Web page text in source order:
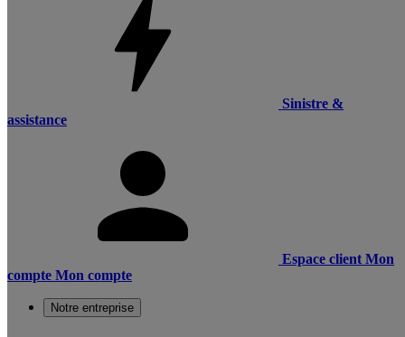
Sinistre &
assistance
Espace client Mon
compte Mon compte
Notre entreprise